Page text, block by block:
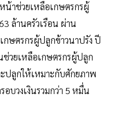
น้าช่วยเหลือเกษตรกรผู้
ล้านครัวเรือน ผ่าน
กษตรกรผู้ปลูกข้าวนาปรัง ปี
วยเหลือเกษตรกรผู้ปลูก
ปลูกให้เหมาะกับศักยภาพ
บวงเงินรวมกว่า 5 หมื่น